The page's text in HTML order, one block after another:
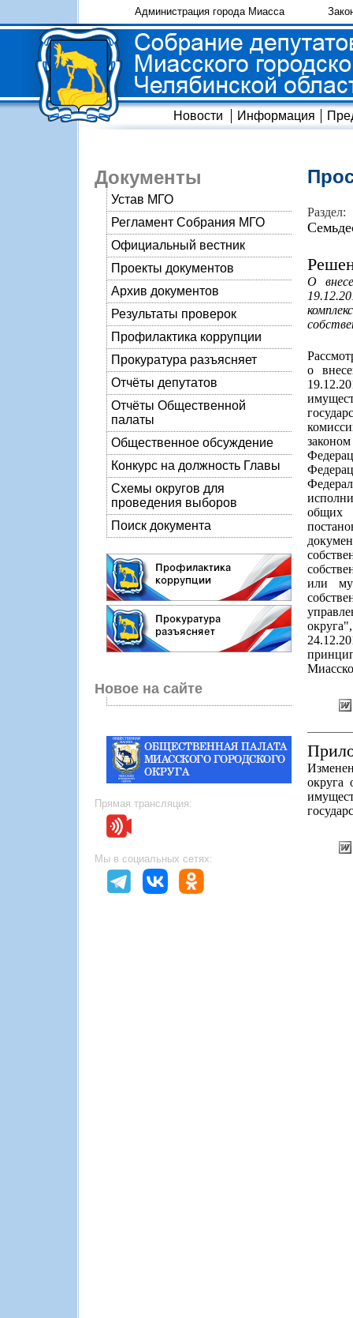
Администрация города Миасса
Новости Информация
Документы
Устав МГО
Регламент Собрания МГО
Официальный вестник
Проекты документов
Архив документов
Результаты проверок
Профилактика коррупции
Прокуратура разъясняет
Отчёты депутатов
Отчёты Общественной
палаты
Общественное обсуждение
Конкурс на должность Главы
Схемы округов для
проведения выборов
Поиск документа
Новое на сайте
Прямая трансляция:
Мы в социальных сетях:
Раздел:
О
о
общих
или
округа